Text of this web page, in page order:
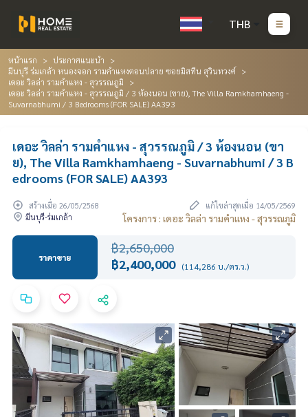
THB
หน้าแรก
ประกาศแนะนำ
มีนบุรี ร่มเกล้า หนองจอก รามคำแหงตอนปลาย ซอยมิสทีน สุวินทวงศ์
เดอะ วิลล่า รามคำแหง - สุวรรณภูมิ
เดอะ วิลล่า รามคำแหง - สุวรรณภูมิ / 3 ห้องนอน (ขาย), The Villa Ramkhamhaeng -
Suvarnabhumi / 3 Bedrooms (FOR SALE) AA393
เดอะ วิลล่า รามคำแหง - สุวรรณภูมิ / 3 ห้องนอน (ขา
ย), The Villa Ramkhamhaeng - Suvarnabhumi / 3 B
edrooms (FOR SALE) AA393
สร้างเมื่อ 26/05/2568
แก้ไขล่าสุดเมื่อ 14/05/2569
มีนบุรี-ร่มเกล้า
โครงการ : เดอะ วิลล่า รามคำแหง - สุวรรณภูมิ
ราคาขาย
฿2,650,000
฿2,400,000 (114,286 บ./ตร.ว.)